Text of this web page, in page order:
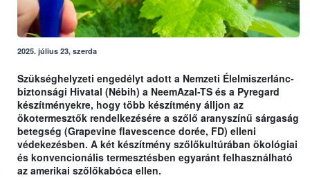
2025. július 23, szerda
Szükséghelyzeti engedélyt adott a Nemzeti Élelmiszerlánc-
biztonsági Hivatal (Nébih) a NeemAzal-TS és a Pyregard
készítményekre, hogy több készítmény álljon az
ökotermesztők rendelkezésére a szőlő aranyszínű sárgaság
betegség (Grapevine flavescence dorée, FD) elleni
védekezésben. A két készítmény szőlőkultúrában ökológiai
és konvencionális termesztésben egyaránt felhasználható
az amerikai szőlőkabóca ellen.